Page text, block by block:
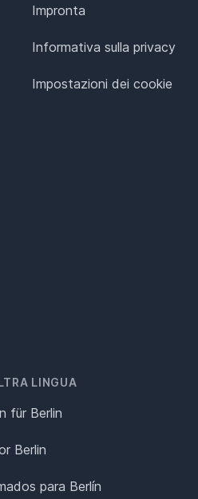
Impronta
Informativa sulla privacy
Impostazioni dei cookie
LINGUA
für Berlin
Berlin
para Berlín